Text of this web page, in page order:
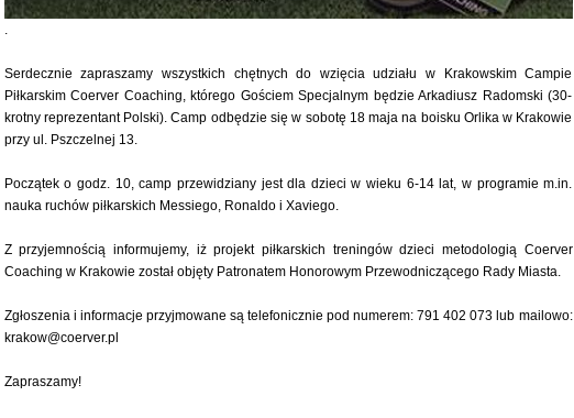
.
Serdecznie zapraszamy wszystkich chętnych do wzięcia udziału w Krakowskim Campie
Piłkarskim Coerver Coaching, którego Gościem Specjalnym będzie Arkadiusz Radomski (30-
krotny reprezentant Polski). Camp odbędzie się w sobotę 18 maja na boisku Orlika w Krakowie
przy ul. Pszczelnej 13.
Początek o godz. 10, camp przewidziany jest dla dzieci w wieku 6-14 lat, w programie m.in.
nauka ruchów piłkarskich Messiego, Ronaldo i Xaviego.
Z przyjemnością informujemy, iż projekt piłkarskich treningów dzieci metodologią Coerver
Coaching w Krakowie został objęty Patronatem Honorowym Przewodniczącego Rady Miasta.
Zgłoszenia i informacje przyjmowane są telefonicznie pod numerem: 791 402 073 lub mailowo:
krakow@coerver.pl
Zapraszamy!